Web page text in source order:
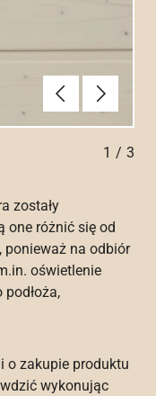
Poprzednie
Dalej
1 / 3
zostały
one różnić się od
na odbiór
oświetlenie
o zakupie produktu
wykonując